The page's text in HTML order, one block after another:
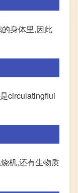
身体里,因此
circulatingflui
机,还有生物质